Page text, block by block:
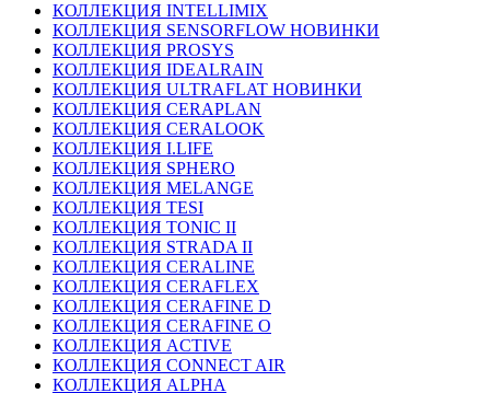
КОЛЛЕКЦИЯ INTELLIMIX
КОЛЛЕКЦИЯ SENSORFLOW НОВИНКИ
КОЛЛЕКЦИЯ PROSYS
КОЛЛЕКЦИЯ IDEALRAIN
КОЛЛЕКЦИЯ ULTRAFLAT НОВИНКИ
КОЛЛЕКЦИЯ CERAPLAN
КОЛЛЕКЦИЯ CERALOOK
КОЛЛЕКЦИЯ I.LIFE
КОЛЛЕКЦИЯ SPHERO
КОЛЛЕКЦИЯ MELANGE
КОЛЛЕКЦИЯ TESI
КОЛЛЕКЦИЯ TONIC II
КОЛЛЕКЦИЯ STRADA II
КОЛЛЕКЦИЯ CERALINE
КОЛЛЕКЦИЯ CERAFLEX
КОЛЛЕКЦИЯ CERAFINE D
КОЛЛЕКЦИЯ CERAFINE O
КОЛЛЕКЦИЯ ACTIVE
КОЛЛЕКЦИЯ CONNECT AIR
КОЛЛЕКЦИЯ ALPHA